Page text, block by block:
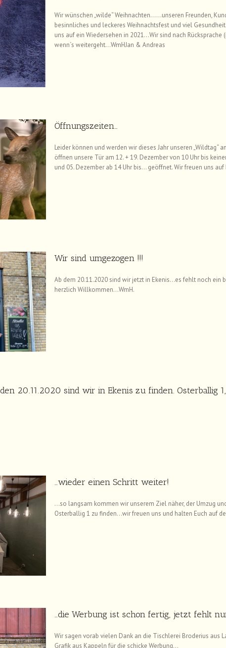
Wir wünschen „wilde“ Weihnachten……unseren Freunden,
besinnliches und leckeres Weihnachtsfest und viel
uns auf ein Wiedersehen in 2021…Wir sind nach
wenn´s weitergeht…WmHJan & Andreas
Öffnungszeiten…
Leider können und werden wir dieses Jahr unseren „Wildtag“
öffnen unsere Tür am 12. + 19. Dezember von 10 Uhr bis
und 05. Dezember ab 14 Uhr bis… geöffnet. Wir freuen uns auf
Wir sind umgezogen !!!
Ab dem 20.11.2020 sind wir jetzt in Ekenis…es fehlt noch ein
herzlich Willkommen…WmH.
20.11.2020 sind wir in Ekenis zu finden. Osterballig
…wieder einen Schritt weiter!
…so langsam kommen wir unserem Ziel näher, der Umzug
Osterballig 1 zu finden…wir freuen uns und halten Euch auf
…die Werbung ist schon fertig, jetzt fehlt
Wir sagen vorab vielen Dank an die Tischlerei Broderius aus
Grafik aus Kappeln für die schicke Werbung…